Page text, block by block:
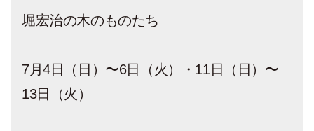
堀宏治の木のものたち
7月4日（日）〜6日（火）・11日（日）〜
13日（火）